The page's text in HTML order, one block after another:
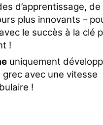
d’apprentissage, de
plus innovants –
le succès à la clé
!
uniquement
avec une vitesse
!